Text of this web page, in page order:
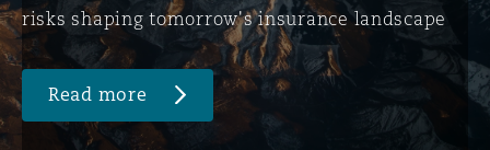
risks shaping tomorrow's insurance landscape
Read more